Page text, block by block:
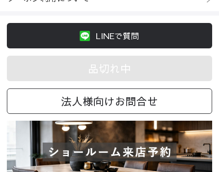
LINEで質問
品切れ中
法人様向けお問合せ